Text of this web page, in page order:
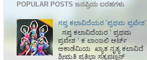
POPULAR POSTS ಜನಪ್ರಿಯ ಬರಹಗಳು
ಸಪ್ತ ಕಲಾವಿದೆಯರ ʼಪ್ರಥಮ ಪ್ರವೇಶʼ
ಸಪ್ತ ಕಲಾವಿದೆಯರ ʼ ಪ್ರಥಮ
ಪ್ರವೇಶ ʼ ಕ ಲಾಂಜಲಿ ಆರ್ಟ್
ಅಕಾಡೆಮಿಯ‌ ಖ್ಯಾತ ನೃತ್ಯ ಕಲಾವಿದೆ
ಶ್ರೀಮತಿ ಪ್ರತಿಭಾ ಸತ್ಯವಣ್ಣನ್